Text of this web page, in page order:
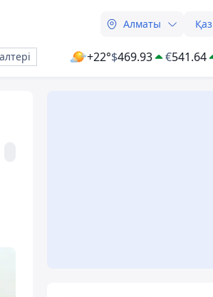
Алматы Қаз
+22°$469.93 €541.64